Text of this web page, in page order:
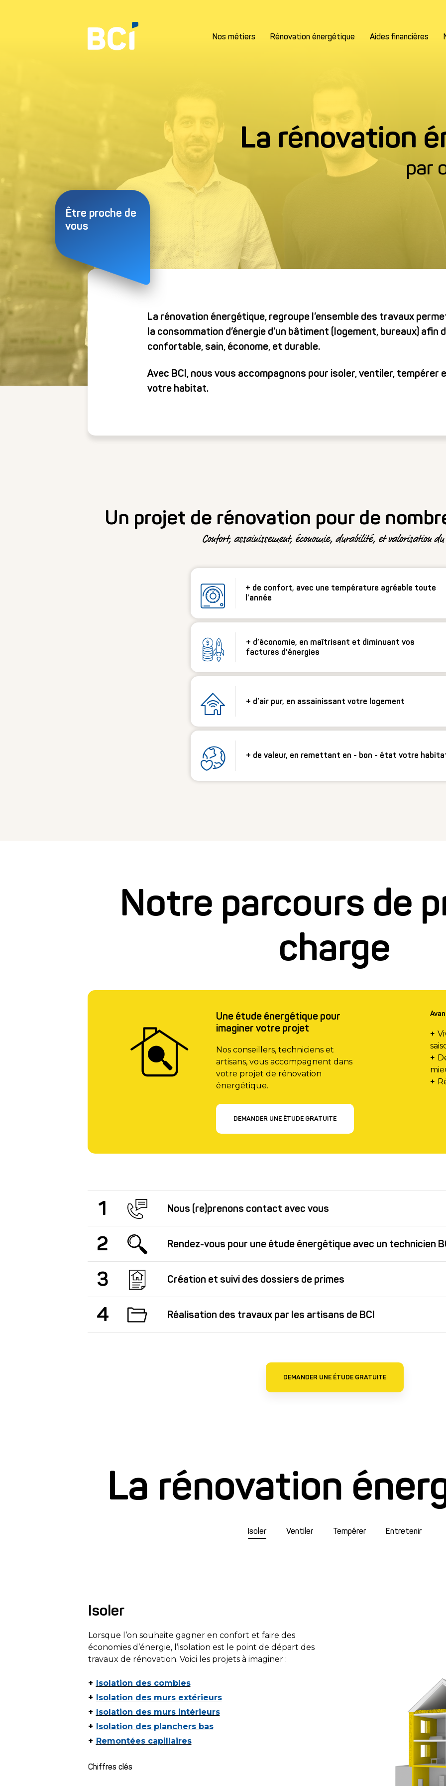
Nos métiers Rénovation énergétique Aides financières
La rénovation
par
Être proche de
vous
La rénovation énergétique, regroupe l’ensemble des travaux
la consommation d’énergie d’un bâtiment (logement, bureaux) afin
confortable, sain, économe, et durable.
Avec BCI, nous vous accompagnons pour isoler, ventiler,
votre habitat.
Un projet de rénovation pour de
Confort, assainissement, économie, durabilité, et valorisation
+ de confort, avec une température agréable toute
l’année
+ d’économie, en maîtrisant et diminuant vos
factures d’énergies
+ d’air pur, en assainissant votre logement
+ de valeur, en remettant en - bon - état votre
Notre parcours de
charge
Une étude énergétique pour
imaginer votre projet
Nos conseillers, techniciens et
artisans, vous accompagnent dans
votre projet de rénovation
énergétique.
DEMANDER UNE ÉTUDE GRATUITE
1 Nous (re)prenons contact avec vous
2 Rendez-vous pour une étude énergétique avec un technicien
3 Création et suivi des dossiers de primes
4 Réalisation des travaux par les artisans de BCI
DEMANDER UNE ÉTUDE GRATUITE
La rénovation
Isoler Ventiler Tempérer Entretenir
Isoler
Lorsque l’on souhaite gagner en confort et faire des
économies d’énergie, l’isolation est le point de départ des
travaux de rénovation. Voici les projets à imaginer :
Isolation des combles
Isolation des murs extérieurs
Isolation des murs intérieurs
Isolation des planchers bas
Remontées capillaires
Chiffres clés
Remplissez les informations
Prénom* Nom*
Email*
Ville*
*